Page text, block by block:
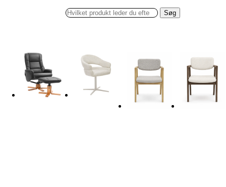
Søg